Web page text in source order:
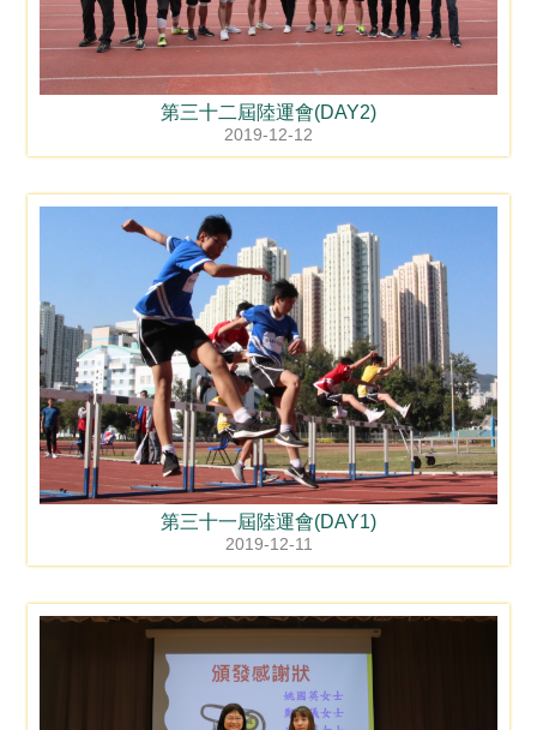
第三十二屆陸運會(DAY2)
2019-12-12
第三十一屆陸運會(DAY1)
2019-12-11